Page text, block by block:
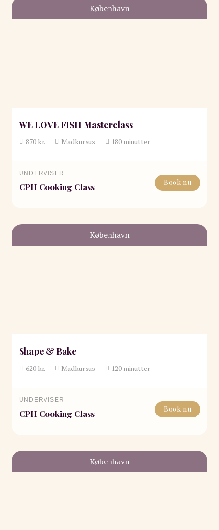
København
WE LOVE FISH Masterclass
870kr. Madkursus 180 minutter
UNDERVISER
CPH Cooking Class Book nu
København
Shape & Bake
620kr. Madkursus 120 minutter
UNDERVISER
CPH Cooking Class Book nu
København